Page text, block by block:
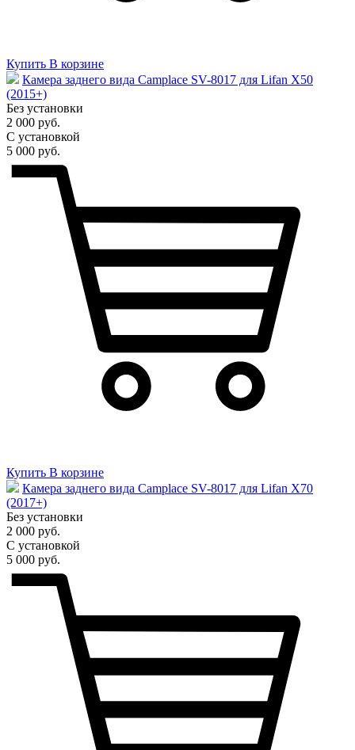
Купить В корзине
Камера заднего вида Camplace SV-8017 для Lifan X50
(2015+)
Без установки
2 000 руб.
С установкой
5 000 руб.
Купить В корзине
Камера заднего вида Camplace SV-8017 для Lifan X70
(2017+)
Без установки
2 000 руб.
С установкой
5 000 руб.